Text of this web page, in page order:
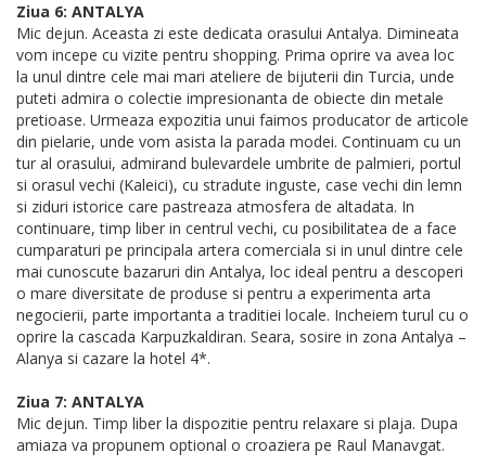
Ziua 6: ANTALYA
Mic dejun. Aceasta zi este dedicata orasului Antalya. Dimineata
vom incepe cu vizite pentru shopping. Prima oprire va avea loc
la unul dintre cele mai mari ateliere de bijuterii din Turcia, unde
puteti admira o colectie impresionanta de obiecte din metale
pretioase. Urmeaza expozitia unui faimos producator de articole
din pielarie, unde vom asista la parada modei. Continuam cu un
tur al orasului, admirand bulevardele umbrite de palmieri, portul
si orasul vechi (Kaleici), cu stradute inguste, case vechi din lemn
si ziduri istorice care pastreaza atmosfera de altadata. In
continuare, timp liber in centrul vechi, cu posibilitatea de a face
cumparaturi pe principala artera comerciala si in unul dintre cele
mai cunoscute bazaruri din Antalya, loc ideal pentru a descoperi
o mare diversitate de produse si pentru a experimenta arta
negocierii, parte importanta a traditiei locale. Incheiem turul cu o
oprire la cascada Karpuzkaldiran. Seara, sosire in zona Antalya –
Alanya si cazare la hotel 4*.
Ziua 7: ANTALYA
Mic dejun. Timp liber la dispozitie pentru relaxare si plaja. Dupa
amiaza va propunem optional o croaziera pe Raul Manavgat.